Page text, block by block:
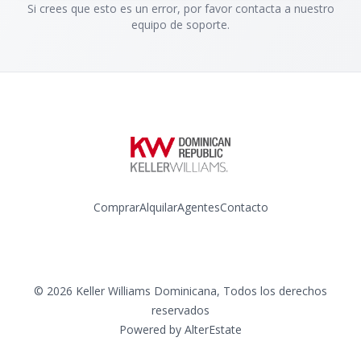
Si crees que esto es un error, por favor contacta a nuestro
equipo de soporte.
ComprarAlquilarAgentesContacto
© 2026 Keller Williams Dominicana, Todos los derechos
reservados
Powered by AlterEstate